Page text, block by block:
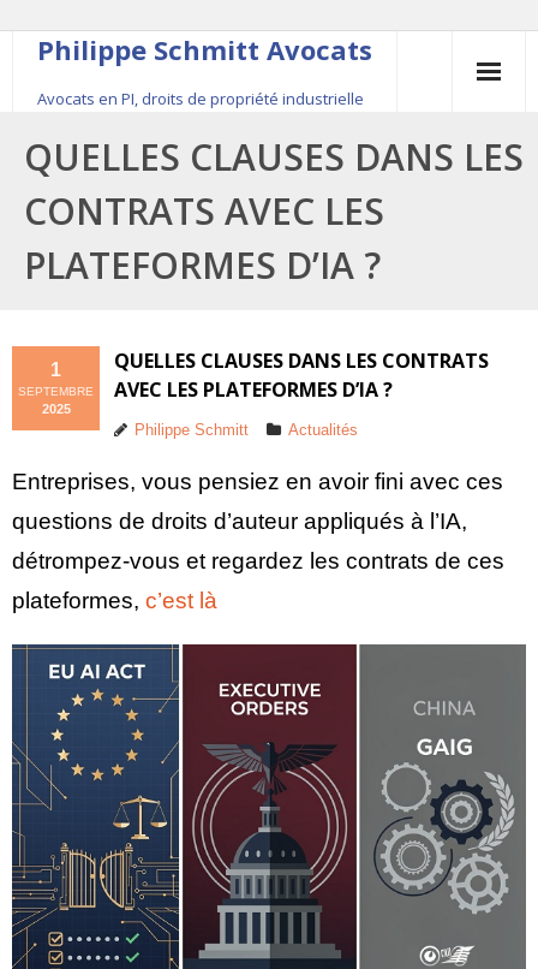
Philippe Schmitt Avocats
Avocats en PI, droits de propriété industrielle
45, rue Saint-Anne, 75001 Paris, +33 (0)1 84 16 35
54
Contact
Publications
Actualité
QUELLES CLAUSES DANS LES
CONTRATS AVEC LES
PLATEFORMES D’IA ?
QUELLES CLAUSES DANS LES CONTRATS
AVEC LES PLATEFORMES D’IA ?
1
SEPTEMBRE
2025
Philippe Schmitt Actualités
Entreprises, vous pensiez en avoir fini avec ces
questions de droits d’auteur appliqués à l’IA,
détrompez-vous et regardez les contrats de ces
plateformes, c’est là